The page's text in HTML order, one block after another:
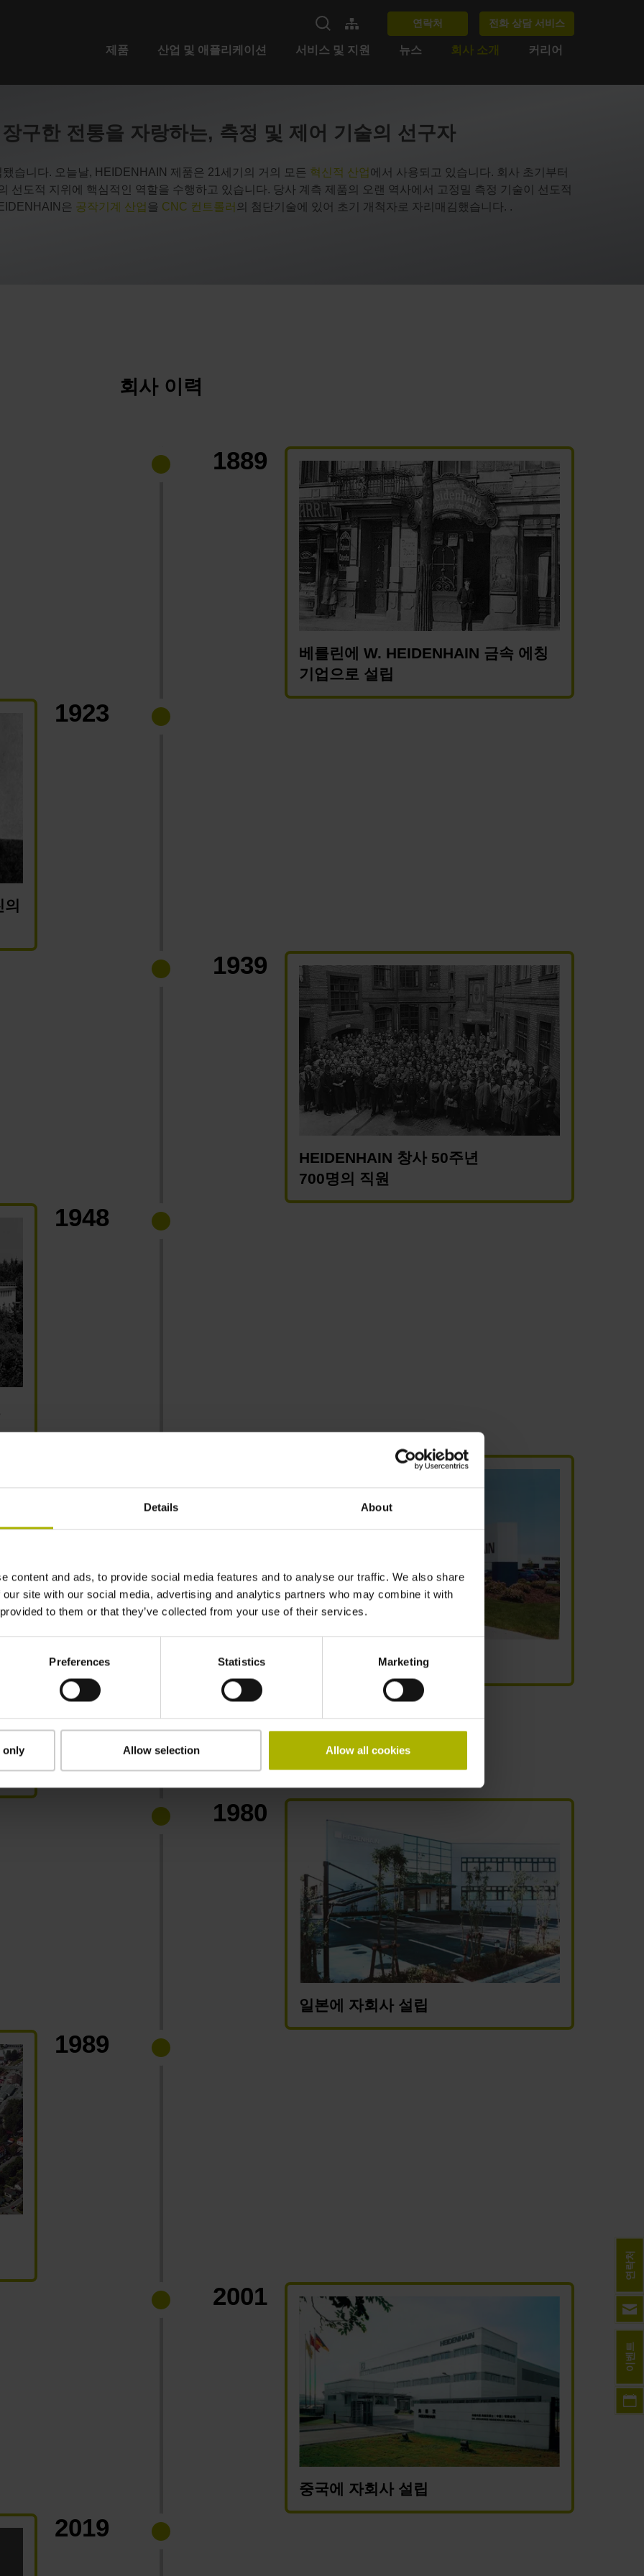
Details About
content and ads, to provide social media features and to analyse our traffic. We also share
site with our social media, advertising and analytics partners who may combine it with
to them or that they’ve collected from your use of their services.
Preferences Statistics Marketing
only Allow selection Allow all cookies
연락처 전화 상담 서비스
제품 산업 및 애플리케이션 서비스 및 지원 뉴스 회사 소개 커리어
구한 전통을 자랑하는, 측정 및 제어 기술의 선구자
습니다. 오늘날, HEIDENHAIN 제품은 21세기의 거의 모든 혁신적 산업 에서 사용되고 있습니다. 회사 초기부터
선도적 지위에 핵심적인 역할을 수행하고 있습니다. 당사 계측 제품의 오랜 역사에서 고정밀 측정 기술이 선도적
은 공작기계 산업 을 CNC 컨트롤러 의 첨단기술에 있어 초기 개척자로 자리매김했습니다. .
회사 이력
1889
베를린에 W. HEIDENHAIN 금속 에칭
기업으로 설립
1923
1939
HEIDENHAIN 창사 50주년
700명의 직원
1948
미국에 자회사 설립
1970
1980
일본에 자회사 설립
1989
2001
중국에 자회사 설립
2019
이벤트
연락처